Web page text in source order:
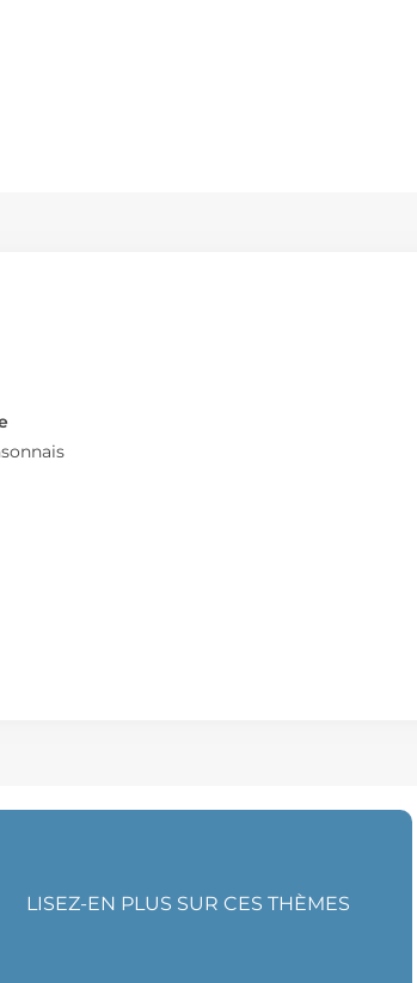
LISEZ-EN PLUS SUR CES THÈMES